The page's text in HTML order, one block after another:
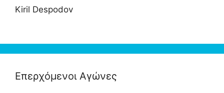
Kiril Despodov
Επερχόμενοι Αγώνες